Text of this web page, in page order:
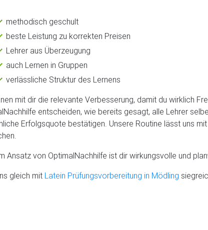
methodisch geschult
beste Leistung zu korrekten Preisen
Lehrer aus Überzeugung
auch Lernen in Gruppen
verlässliche Struktur des Lernens
mit dir die relevante Verbesserung, damit du wirklich
entscheiden, wie bereits gesagt, alle Lehrer
Erfolgsquote bestätigen. Unsere Routine lässt uns
Ansatz von OptimalNachhilfe ist dir wirkungsvolle und
gleich mit Latein Prüfungsvorbereitung in Mödling